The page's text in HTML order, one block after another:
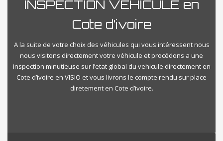
INSPECTION VEHICULE en
Cote d’ivoire
A la suite de votre choix des véhicules qui vous intéressent nous
nous visitons directement votre véhicule et procédons a une
inspection minutieuse sur l’etat global du vehicule directement en
Cote d’ivoire en VISIO et vous livrons le compte rendu sur place
diretement en Cote d’ivoire.